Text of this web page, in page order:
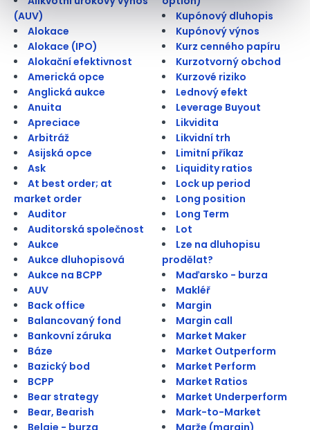
(AUV)
Alokace
Alokace (IPO)
Alokační efektivnost
Americká opce
Anglická aukce
Anuita
Apreciace
Arbitráž
Asijská opce
Ask
At best order; at
market order
Auditor
Auditorská společnost
Aukce
Aukce dluhopisová
Aukce na BCPP
AUV
Back office
Balancovaný fond
Bankovní záruka
Báze
Bazický bod
BCPP
Bear strategy
Bear, Bearish
Kupónový dluhopis
Kupónový výnos
Kurz cenného papíru
Kurzotvorný obchod
Kurzové riziko
Lednový efekt
Leverage Buyout
Likvidita
Likvidní trh
Limitní příkaz
Liquidity ratios
Lock up period
Long position
Long Term
Lot
Lze na dluhopisu
prodělat?
Maďarsko - burza
Makléř
Margin
Margin call
Market Maker
Market Outperform
Market Perform
Market Ratios
Market Underperform
Mark-to-Market